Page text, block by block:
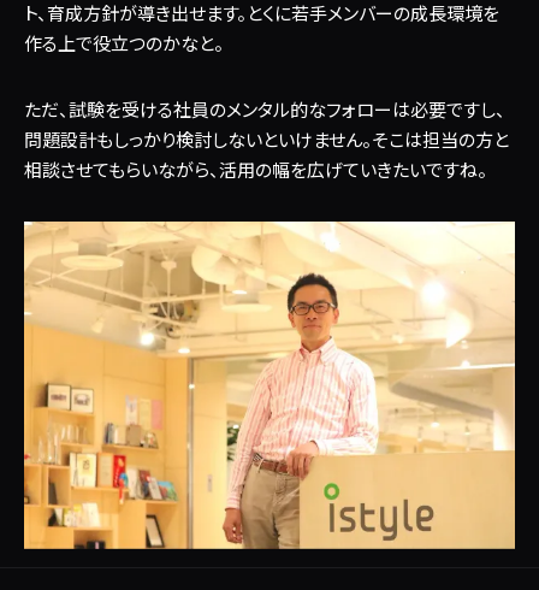
ト、育成方針が導き出せます。とくに若手メンバーの成長環境を
作る上で役立つのかなと。
ただ、試験を受ける社員のメンタル的なフォローは必要ですし、
問題設計もしっかり検討しないといけません。そこは担当の方と
相談させてもらいながら、活用の幅を広げていきたいですね。